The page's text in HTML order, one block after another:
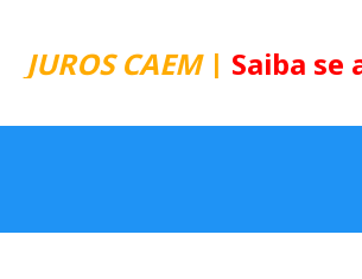
JUROS CAEM| Saiba se